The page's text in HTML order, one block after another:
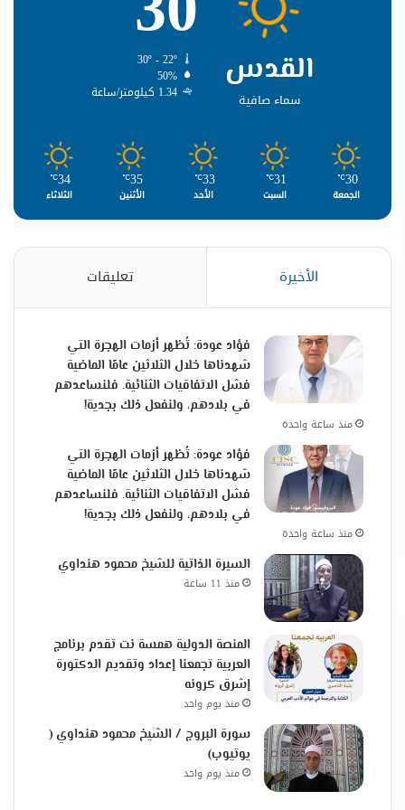
القدس
سماء صافية
30º - 22º
50%
1.34 كيلومتر/ساعة
30
℃
الجمعة
31
℃
السبت
33
℃
الأحد
35
℃
الأثنين
34
℃
الثلاثاء
الأخيرة تعليقات
فؤاد عودة: تُظهر أزمات الهجرة التي
شهدناها خلال الثلاثين عامًا الماضية
فشل الاتفاقيات الثنائية. فلنساعدهم
في بلادهم، ولنفعل ذلك بجدية!
منذ ساعة واحدة
فؤاد عودة: تُظهر أزمات الهجرة التي
شهدناها خلال الثلاثين عامًا الماضية
فشل الاتفاقيات الثنائية. فلنساعدهم
في بلادهم، ولنفعل ذلك بجدية!
منذ ساعة واحدة
السيرة الذاتية للشيخ محمود هنداوي
منذ 11 ساعة
المنصة الدولية همسة نت تقدم برنامج
العربية تجمعنا إعداد وتقديم الدكتورة
إشرق كرونه
منذ يوم واحد
سورة البروج / الشيخ محمود هنداوي (
يوتيوب)
منذ يوم واحد